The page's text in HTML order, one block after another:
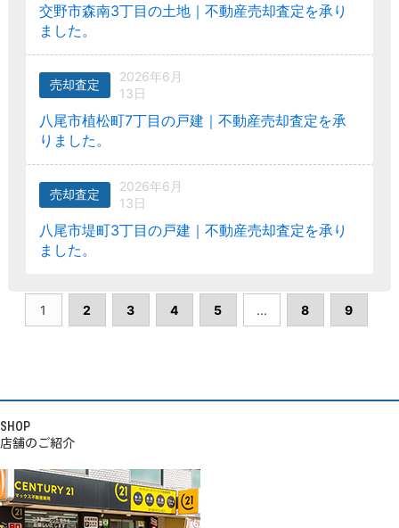
交野市森南3丁目の土地｜不動産売却査定を承り
ました。
売却査定
2026年6月
13日
八尾市植松町7丁目の戸建｜不動産売却査定を承
りました。
売却査定
2026年6月
13日
八尾市堤町3丁目の戸建｜不動産売却査定を承り
ました。
1 2 3 4 5 ... 8 9
SHOP
店舗のご紹介